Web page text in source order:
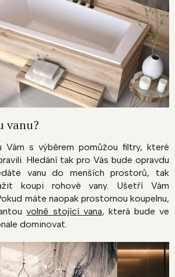
vanu?
Vám s výběrem pomůžou filtry, které
Hledání tak pro Vás bude opravdu
vanu do menších prostorů, tak
koupi rohové vany. Ušetří Vám
máte naopak prostornou koupelnu,
volně stojící vana, která bude ve
dominovat.